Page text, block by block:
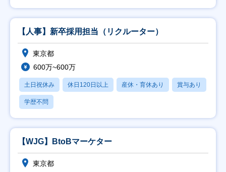
【人事】新卒採用担当（リクルーター）
東京都
600万~600万
土日祝休み 休日120日以上 産休・育休あり 賞与あり
学歴不問
【WJG】BtoBマーケター
東京都